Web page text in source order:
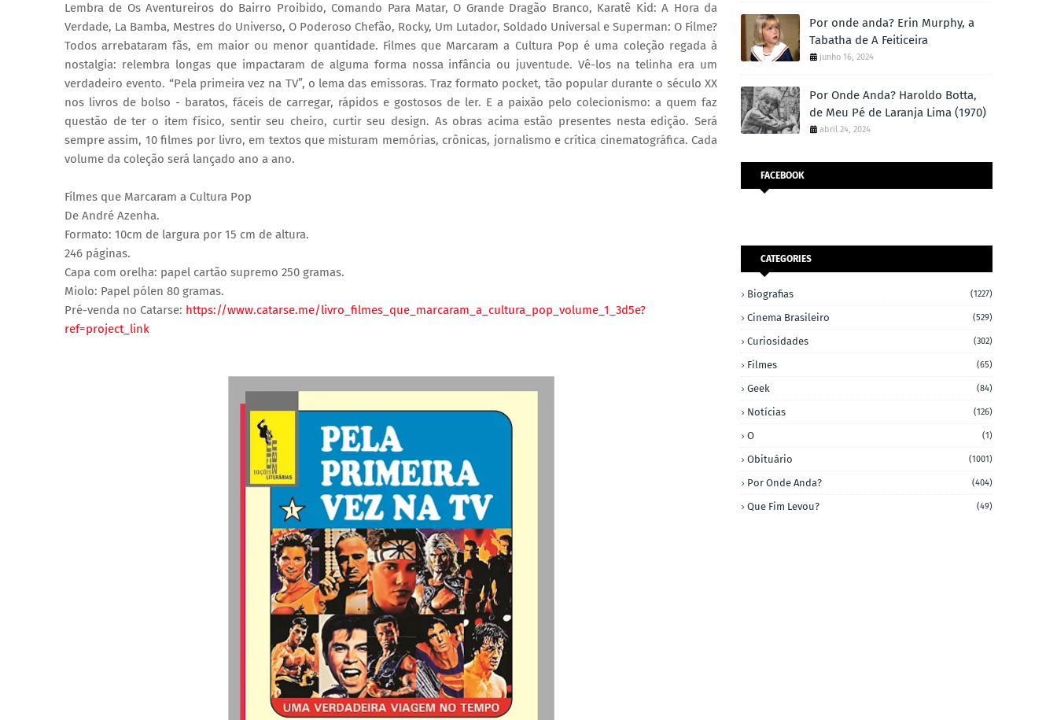
Lembra de Os Aventureiros do Bairro Proibido, Comando Para Matar, O Grande Dragão Branco, Karatê Kid: A Hora da
Verdade, La Bamba, Mestres do Universo, O Poderoso Chefão, Rocky, Um Lutador, Soldado Universal e Superman: O Filme?
Todos arrebataram fãs, em maior ou menor quantidade. Filmes que Marcaram a Cultura Pop é uma coleção regada à
nostalgia: relembra longas que impactaram de alguma forma nossa infância ou juventude. Vê-los na telinha era um
verdadeiro evento. “Pela primeira vez na TV”, o lema das emissoras. Traz formato pocket, tão popular durante o século XX
nos livros de bolso - baratos, fáceis de carregar, rápidos e gostosos de ler. E a paixão pelo colecionismo: a quem faz
questão de ter o item físico, sentir seu cheiro, curtir seu design. As obras acima estão presentes nesta edição. Será
sempre assim, 10 filmes por livro, em textos que misturam memórias, crônicas, jornalismo e crítica cinematográfica. Cada
volume da coleção será lançado ano a ano.
Filmes que Marcaram a Cultura Pop
De André Azenha.
Formato: 10cm de largura por 15 cm de altura.
246 páginas.
Capa com orelha: papel cartão supremo 250 gramas.
Miolo: Papel pólen 80 gramas.
Pré-venda no Catarse: https://www.catarse.me/livro_filmes_que_marcaram_a_cultura_pop_volume_1_3d5e?
ref=project_link
Por onde anda? Erin Murphy, a
Tabatha de A Feiticeira
junho 16, 2024
Por Onde Anda? Haroldo Botta,
de Meu Pé de Laranja Lima (1970)
abril 24, 2024
FACEBOOK
CATEGORIES
Biografias (1227)
Cinema Brasileiro (529)
Curiosidades (302)
Filmes (65)
Geek (84)
Notícias (126)
O (1)
Obituário (1001)
Por Onde Anda? (404)
Que Fim Levou? (49)